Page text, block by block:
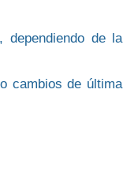
dependiendo de la
o cambios de última